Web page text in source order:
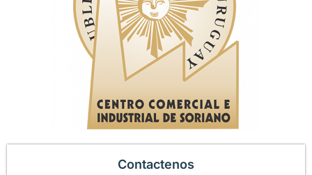
Contactenos